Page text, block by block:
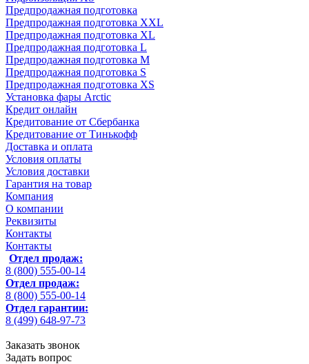
Предпродажная подготовка
Предпродажная подготовка XXL
Предпродажная подготовка XL
Предпродажная подготовка L
Предпродажная подготовка M
Предпродажная подготовка S
Предпродажная подготовка XS
Установка фары Arctic
Кредит онлайн
Кредитование от Сбербанка
Кредитование от Тинькофф
Доставка и оплата
Условия оплаты
Условия доставки
Гарантия на товар
Компания
О компании
Реквизиты
Контакты
Контакты
Отдел продаж:
8 (800) 555-00-14
Отдел продаж:
8 (800) 555-00-14
Отдел гарантии:
8 (499) 648-97-73
Заказать звонок
Задать вопрос